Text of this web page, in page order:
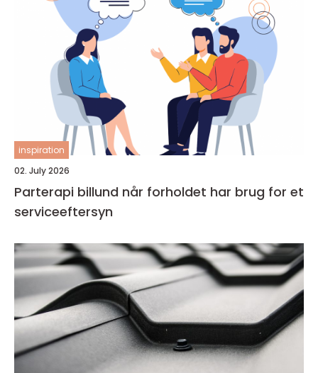
inspiration
02. July 2026
Parterapi billund når forholdet har brug for et
serviceeftersyn